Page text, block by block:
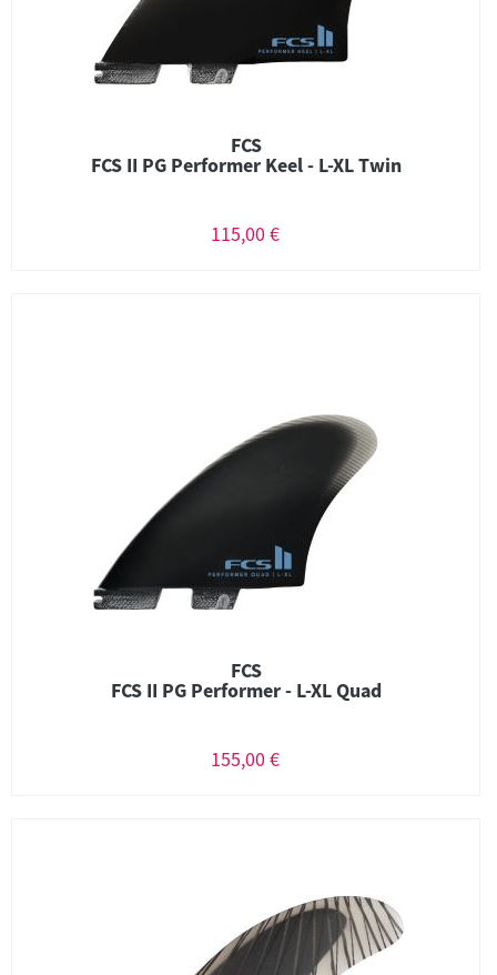
FCS
FCS II PG Performer Keel - L-XL Twin
115,00 €
FCS
FCS II PG Performer - L-XL Quad
155,00 €